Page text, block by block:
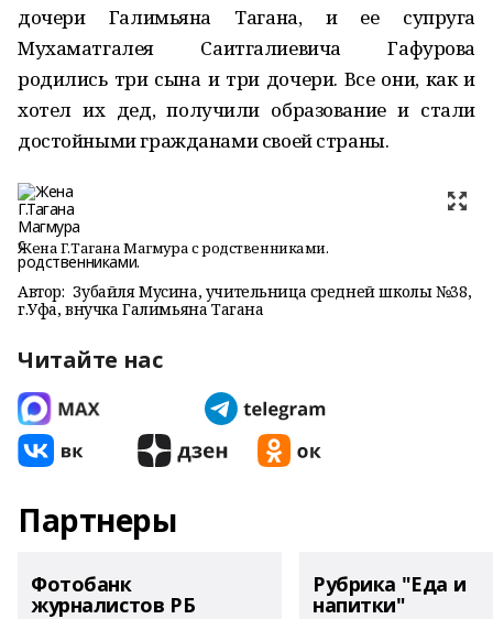
дочери Галимьяна Тагана, и ее супруга
Мухаматгалея Саитгалиевича Гафурова
родились три сына и три дочери. Все они, как и
хотел их дед, получили образование и стали
достойными гражданами своей страны.
Жена Г.Тагана Магмура с родственниками.
Автор: Зубайля Мусина, учительница средней школы №38,
г.Уфа, внучка Галимьяна Тагана
Читайте нас
Партнеры
Фотобанк
журналистов РБ
Рубрика "Еда и
напитки"